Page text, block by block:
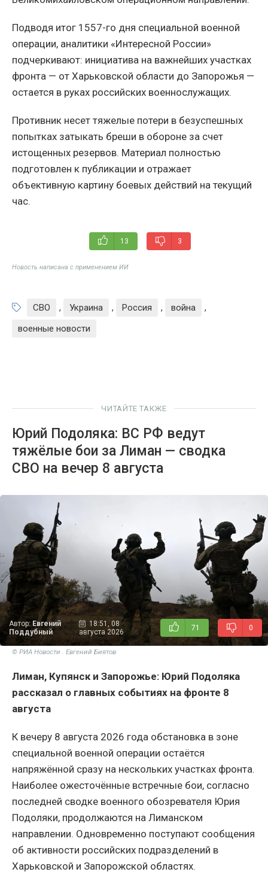
Подводя итог 1557-го дня специальной военной
операции, аналитики «Интересной России»
подчеркивают: инициатива на важнейших участках
фронта — от Харьковской области до Запорожья —
остается в руках российских военнослужащих.
Противник несет тяжелые потери в безуспешных
попытках затыкать бреши в обороне за счет
истощенных резервов. Материал полностью
подготовлен к публикации и отражает
объективную картину боевых действий на текущий
час.
13 3
Новость написана с применением ИИ
СВО , Украина , Россия , война
,
военные новости
ЧИТАЙТЕ ТАКЖЕ
Юрий Подоляка: ВС РФ ведут
тяжёлые бои за Лиман — сводка
СВО на вечер 8 августа
Автор:Евгений
Поддубный
18:51, 08
августа 2026
71 0
© РИА Новости . Евгений Биятов
Лиман, Купянск и Запорожье: Юрий Подоляка
рассказал о главных событиях на фронте 8
августа
К вечеру 8 августа 2026 года обстановка в зоне
специальной военной операции остаётся
напряжённой сразу на нескольких участках фронта.
Наиболее ожесточённые встречные бои, согласно
последней сводке военного обозревателя Юрия
Подоляки, продолжаются на Лиманском
направлении. Одновременно поступают сообщения
об активности российских подразделений в
Харьковской и Запорожской областях.